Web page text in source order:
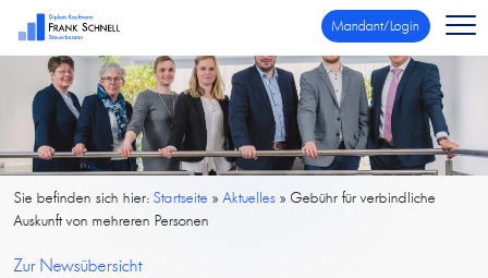
Mandant/Login
Sie befinden sich hier:Startseite »Aktuelles »Gebühr für verbindliche
Auskunft von mehreren Personen
Zur Newsübersicht